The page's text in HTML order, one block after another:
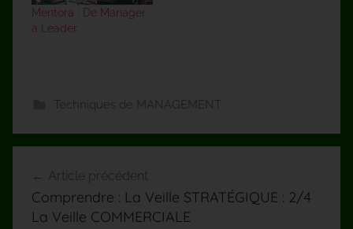
Mentora : De Manager
à Leader
Techniques de MANAGEMENT
de
l’article
Article précédent
Comprendre : La Veille STRATÉGIQUE : 2/4
La Veille COMMERCIALE